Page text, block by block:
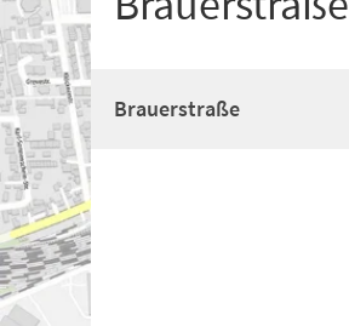
Brauerstraße